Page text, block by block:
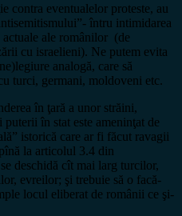
contra eventualelor proteste, au
întru intimidarea
actuale ale românilor (de
cu israelieni). Ne putem evita
analogă, care să
turci, germani, moldoveni etc.
în ţară a unor străini,
în stat este ameninţat de
istorică care ar fi făcut ravagii
la articolul 3.4 din
deschidă cît mai larg turcilor,
evreilor; şi trebuie să o facă-
locul eliberat de românii ce şi-